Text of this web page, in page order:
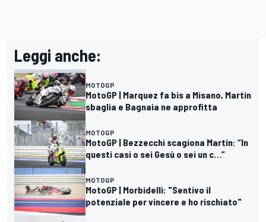
Leggi anche:
MOTOGP
MotoGP | Marquez fa bis a Misano, Martin
sbaglia e Bagnaia ne approfitta
MOTOGP
MotoGP | Bezzecchi scagiona Martin: “In
questi casi o sei Gesù o sei un c…”
MOTOGP
MotoGP | Morbidelli: "Sentivo il
potenziale per vincere e ho rischiato"